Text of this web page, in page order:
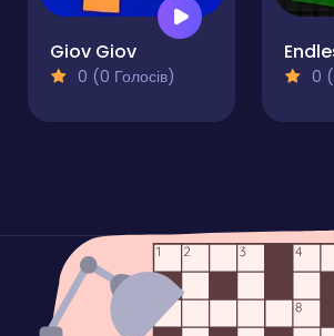
Giov Giov
0 (0 Голосів) 0